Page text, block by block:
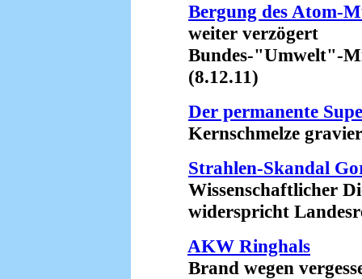
Bergung des Atom-
weiter verzögert
Bundes-"Umwelt"-
(8.12.11)
Der permanente
Kernschmelze
Strahlen-Skandal
Wissenschaftlicher
widerspricht
AKW Ringhals
Brand wegen